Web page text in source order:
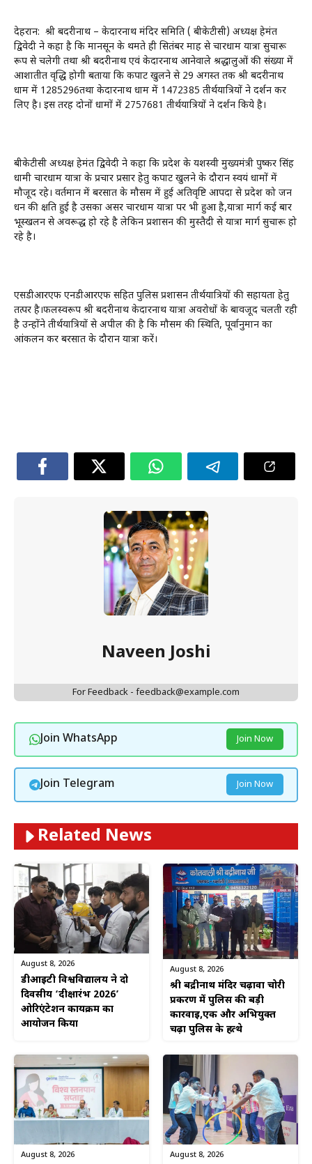
देहरादून: श्री बदरीनाथ – केदारनाथ मंदिर समिति ( बीकेटीसी) अध्यक्ष हेमंत
द्विवेदी ने कहा है कि मानसून के थमते ही सितंबर माह से चारधाम यात्रा सुचारू
रूप से चलेगी तथा श्री बदरीनाथ एवं केदारनाथ आनेवाले श्रद्धालुओं की संख्या में
आशातीत वृद्धि होगी बताया कि कपाट खुलने से 29 अगस्त तक श्री बदरीनाथ
धाम में 1285296तथा केदारनाथ धाम में 1472385 तीर्थयात्रियों ने दर्शन कर
लिए है। इस तरह दोनों धामों में 2757681 तीर्थयात्रियों ने दर्शन किये है।
बीकेटीसी अध्यक्ष हेमंत द्विवेदी ने कहा कि प्रदेश के यशस्वी मुख्यमंत्री पुष्कर सिंह
धामी चारधाम यात्रा के प्रचार प्रसार हेतु कपाट खुलने के दौरान स्वयं धामों में
मौजूद रहे। वर्तमान में बरसात के मौसम में हुई अतिवृष्टि आपदा से प्रदेश को जन
धन की क्षति हुई है उसका असर चारधाम यात्रा पर भी हुआ है,यात्रा मार्ग कई बार
भूस्खलन से अवरूद्ध हो रहे है लेकिन प्रशासन की मुस्तैदी से यात्रा मार्ग सुचारू हो
रहे है।
एसडीआरएफ एनडीआरएफ सहित पुलिस प्रशासन तीर्थयात्रियों की सहायता हेतु
तत्पर है।फलस्वरूप श्री बदरीनाथ केदारनाथ यात्रा अवरोधों के बावजूद चलती रही
है उन्होंने तीर्थयात्रियों से अपील की है कि मौसम की स्थिति, पूर्वानुमान का
आंकलन कर बरसात के दौरान यात्रा करें।
Naveen Joshi
For Feedback - feedback@example.com
Join WhatsApp Join Now
Join Telegram Join Now
Related News
August 8, 2026
डीआईटी विश्वविद्यालय ने दो
दिवसीय ‘दीक्षारंभ 2026’
ओरिएंटेशन कार्यक्रम का
आयोजन किया
August 8, 2026
श्री बद्रीनाथ मंदिर चढ़ावा चोरी
प्रकरण में पुलिस की बड़ी
कार्रवाई,एक और अभियुक्त
चढ़ा पुलिस के हत्थे
August 8, 2026 August 8, 2026